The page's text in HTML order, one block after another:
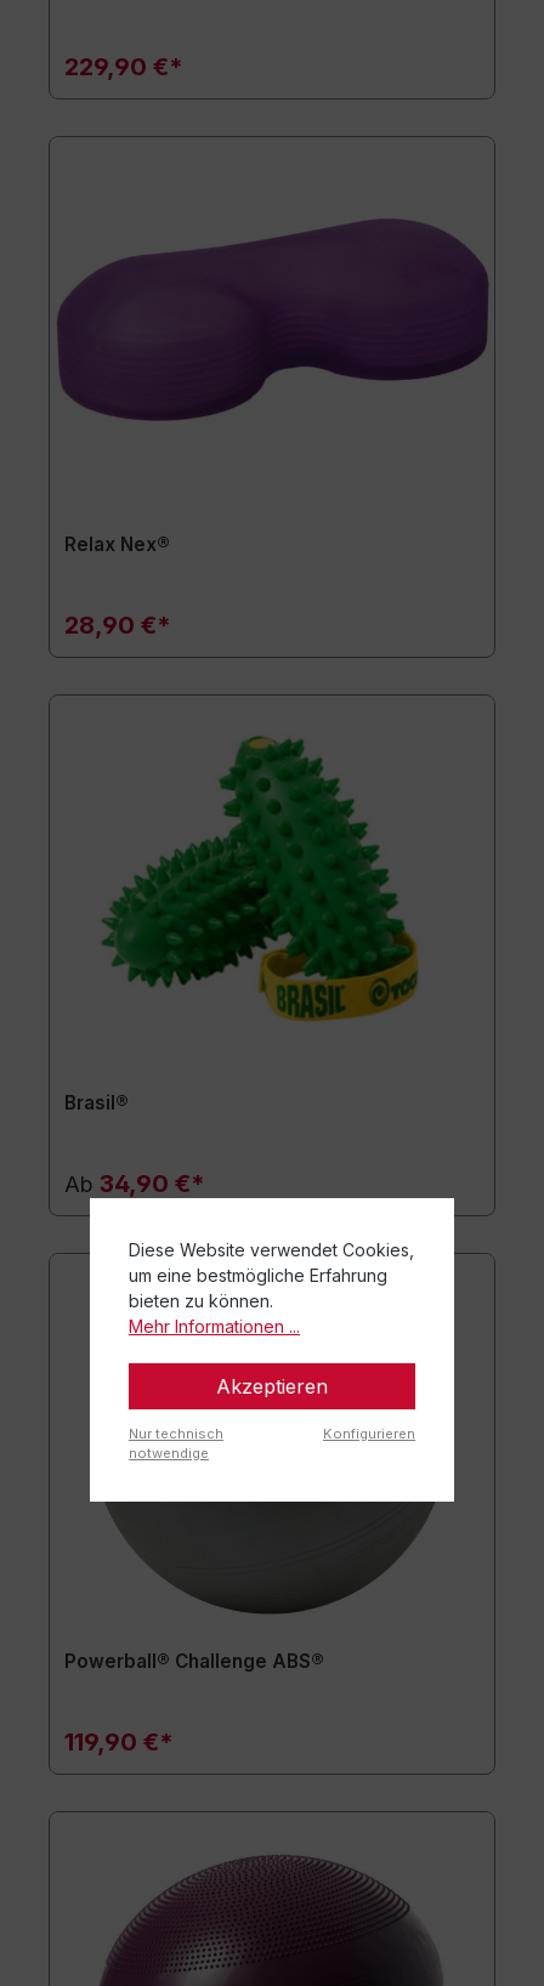
229,90 €*
Relax Nex®
28,90 €*
Brasil®
Ab 34,90 €*
Powerball® Challenge ABS®
119,90 €*
Diese Website verwendet Cookies,
um eine bestmögliche Erfahrung
bieten zu können.
Mehr Informationen ...
Akzeptieren
Nur technisch
notwendige
Konfigurieren